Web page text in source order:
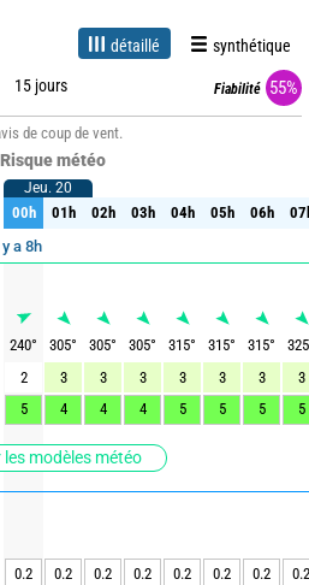
détaillé synthétique
15 jours Fiabilité 55%
de coup de vent.
Risque météo
a 8h
modèles météo
Jeu. 20
00h 01h 02h 03h 04h 05h 06h
Jeu. 20
00h 01h 02h 03h 04h 05h 06h
240° 305° 305° 305° 315° 315° 315°
325
2
3 3 3 3 3 3
3
5
4 4 4 5 5 5 5
0.2 0.2 0.2 0.2 0.2 0.2 0.2 0.2